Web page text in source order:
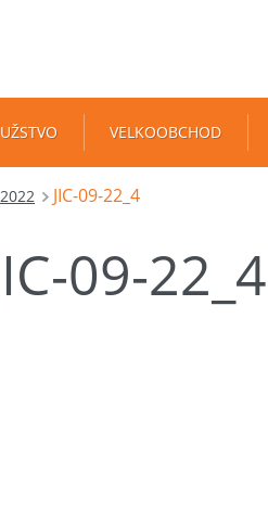
VELKOOBCHOD
JIC-09-22_4
09-22_4